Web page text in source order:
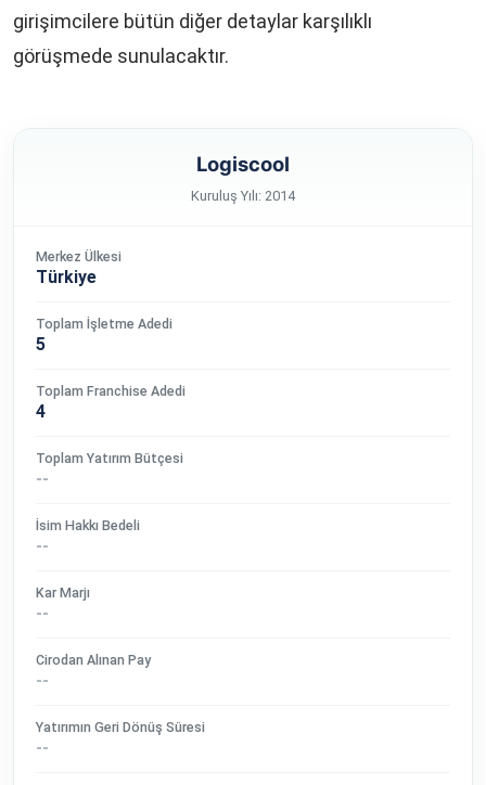
girişimcilere bütün diğer detaylar karşılıklı
görüşmede sunulacaktır.
Logiscool
Kuruluş Yılı: 2014
Merkez Ülkesi
Türkiye
Toplam İşletme Adedi
5
Toplam Franchise Adedi
4
Toplam Yatırım Bütçesi
--
İsim Hakkı Bedeli
--
Kar Marjı
--
Cirodan Alınan Pay
--
Yatırımın Geri Dönüş Süresi
--